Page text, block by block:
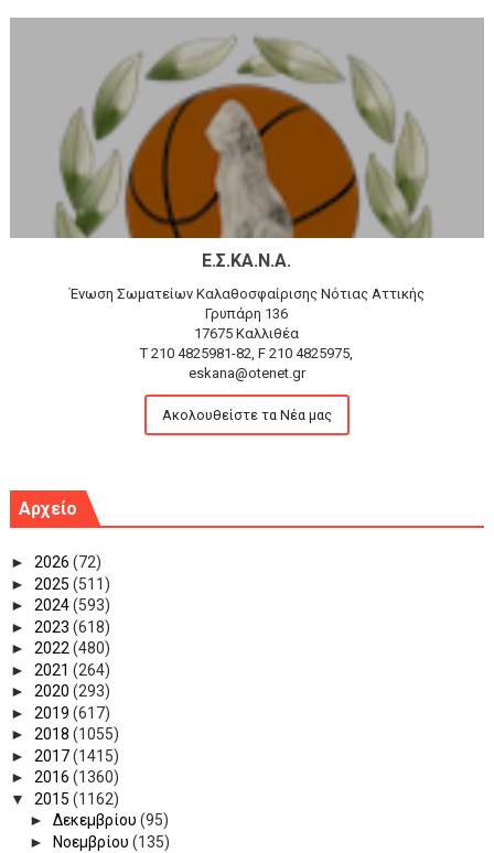
Ε.Σ.ΚΑ.Ν.Α.
Ένωση Σωματείων Καλαθοσφαίρισης Νότιας Αττικής
Γρυπάρη 136
17675 Καλλιθέα
T 210 4825981-82, F 210 4825975,
eskana@otenet.gr
Ακολουθείστε τα Νέα μας
Αρχείο
► 2026 (72)
► 2025 (511)
► 2024(593)
► 2023 (618)
► 2022(480)
► 2021 (264)
► 2020 (293)
► 2019 (617)
► 2018 (1055)
► 2017(1415)
► 2016 (1360)
▼ 2015 (1162)
► Δεκεμβρίου (95)
►
Νοεμβρίου (135)